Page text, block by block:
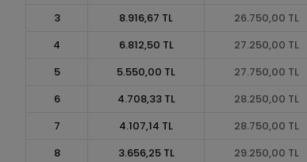
3
8.916,67 TL
26.750,00 TL
4
6.812,50 TL
27.250,00 TL
5
5.550,00 TL
27.750,00 TL
6
4.708,33 TL
28.250,00 TL
7
4.107,14 TL
28.750,00 TL
8
3.656,25 TL
29.250,00 TL